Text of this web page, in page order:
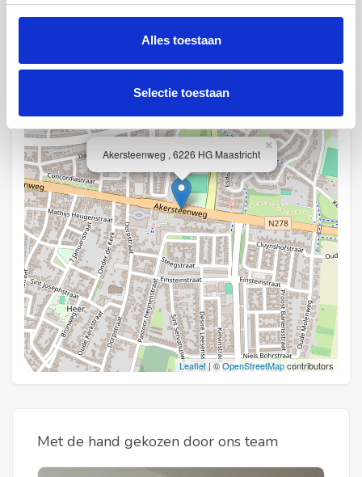
Alles toestaan
Selectie toestaan
Locatie
Akersteenweg , 6226 HG Maastricht
×
+
Leaflet | ©OpenStreetMapcontributors
Met de hand gekozen door ons team